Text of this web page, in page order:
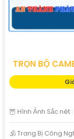
TRỌN BỘ
🦉 Hình Ảnh Sắc nét :
🕉️ Trang Bị Công